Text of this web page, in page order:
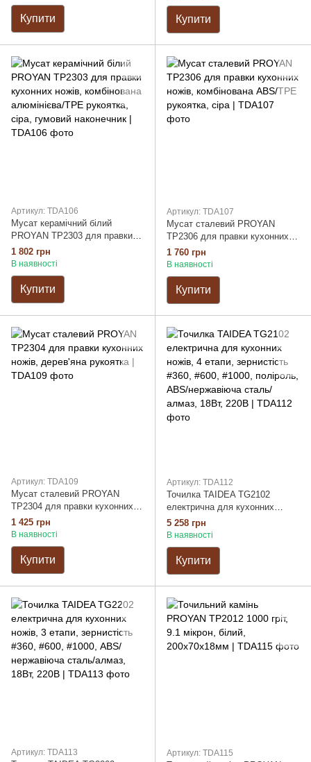
Купити Купити
Артикул: TDA106
Мусат керамічний білий
PROYAN TP2303 для правки
кухонних ножів, комбінована
алюмінієва/TPE рукоятка, сіра,
гумовий наконечник
1 802 грн
В наявності
Купити
Артикул: TDA107
Мусат сталевий PROYAN
TP2306 для правки кухонних
ножів, комбінована ABS/TPE
рукоятка, сіра
1 760 грн
В наявності
Купити
Артикул: TDA109
Мусат сталевий PROYAN
TP2304 для правки кухонних
ножів, дерев'яна рукоятка
1 425 грн
В наявності
Купити
Артикул: TDA112
Точилка TAIDEA TG2102
електрична для кухонних
ножів, 4 етапи, зернистість
#360, #600, #1000, поліроль,
ABS/нержавіюча сталь/алмаз,
18Вт, 220В
5 258 грн
В наявності
Купити
Артикул: TDA113 Артикул: TDA115